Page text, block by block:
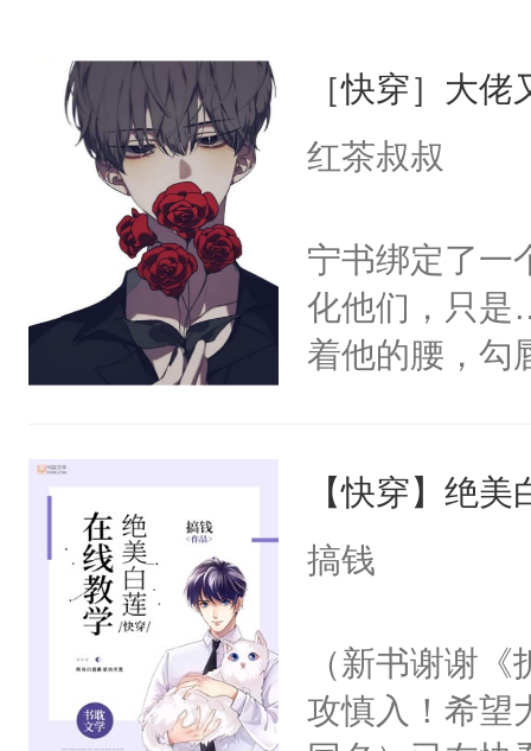
［快穿］大
红茶叔叔
宁书绑定了一
化他们，只是
着他的腰，勾
来，给老公
用力——为你
【快穿】绝
搞钱
（新书谢谢
攻慎入！希望